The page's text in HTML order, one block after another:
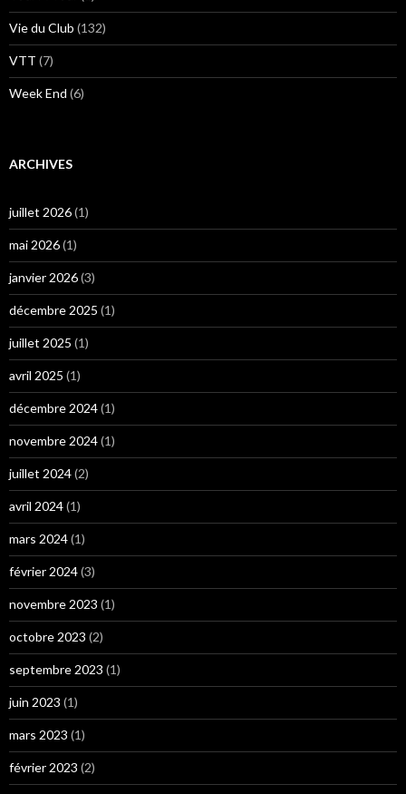
Vie du Club (132)
VTT (7)
Week End (6)
ARCHIVES
juillet 2026(1)
mai 2026(1)
janvier 2026(3)
décembre 2025 (1)
juillet 2025 (1)
avril 2025 (1)
décembre 2024(1)
novembre 2024(1)
juillet 2024(2)
avril 2024(1)
mars 2024(1)
février 2024(3)
novembre 2023 (1)
octobre 2023 (2)
septembre 2023 (1)
juin 2023 (1)
mars 2023 (1)
février 2023 (2)